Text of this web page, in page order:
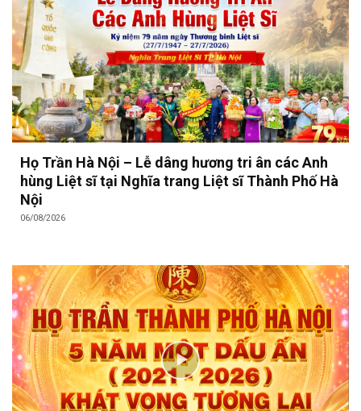
Họ Trần Hà Nội – Lễ dâng hương tri ân các Anh
hùng Liệt sĩ tại Nghĩa trang Liệt sĩ Thành Phố Hà
Nội
06/08/2026